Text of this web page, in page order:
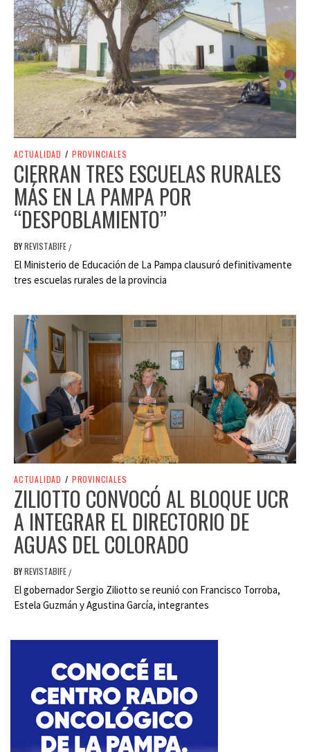
ACTUALIDAD / PROVINCIALES
CIERRAN TRES ESCUELAS RURALES
MÁS EN LA PAMPA POR
“DESPOBLAMIENTO”
BYREVISTABIFE /
El Ministerio de Educación de La Pampa clausuró definitivamente
tres escuelas rurales de la provincia
ACTUALIDAD / PROVINCIALES
ZILIOTTO CONVOCÓ AL BLOQUE UCR
A INTEGRAR EL DIRECTORIO DE
AGUAS DEL COLORADO
BYREVISTABIFE /
El gobernador Sergio Ziliotto se reunió con Francisco Torroba,
Estela Guzmán y Agustina García, integrantes